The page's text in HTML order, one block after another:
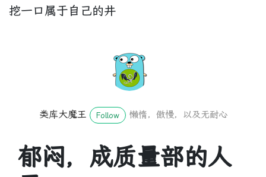
挖一口属于自己的井
类库大魔王 Follow 懒惰，傲慢，以及无耐心
郁闷，成质量部的人